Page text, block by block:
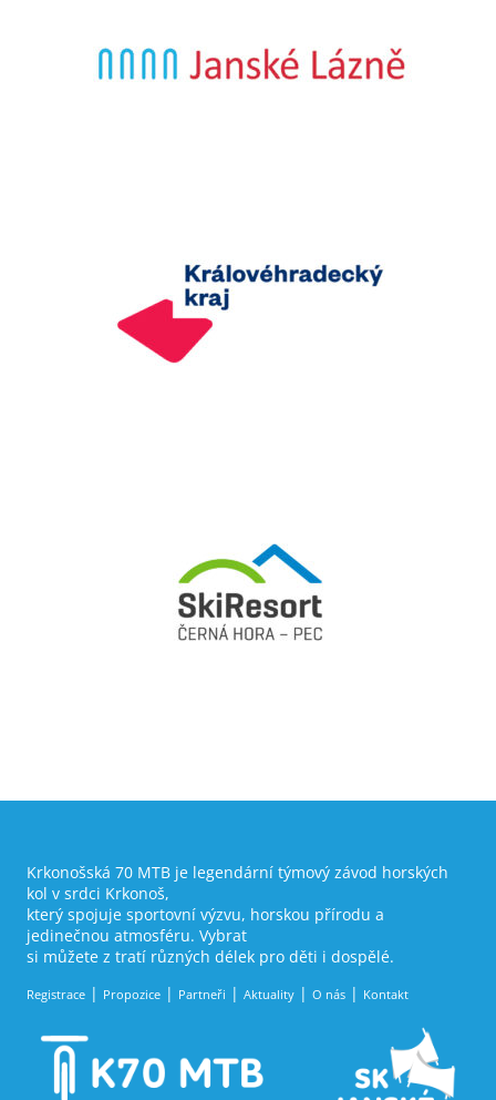
Krkonošská 70 MTB je legendární týmový závod horských
kol v srdci Krkonoš,
který spojuje sportovní výzvu, horskou přírodu a
jedinečnou atmosféru. Vybrat
si můžete z tratí různých délek pro děti i dospělé.
Registrace Propozice Partneři Aktuality O nás Kontakt